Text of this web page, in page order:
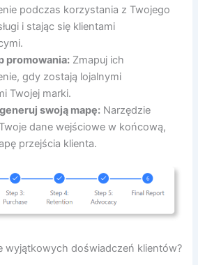
podczas korzystania z Twojego
i stając się klientami
promowania: Zmapuj ich
gdy zostają lojalnymi
Twojej marki.
swoją mapę: Narzędzie
dane wejściowe w końcową,
przejścia klienta.
wyjątkowych doświadczeń klientów?